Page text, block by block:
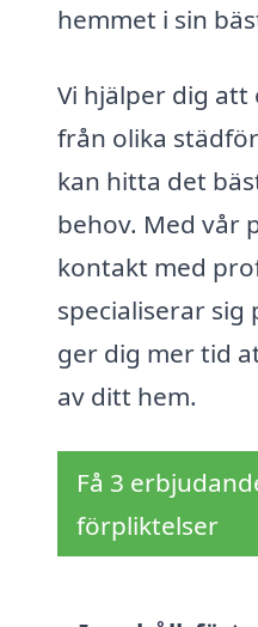
hemmet i sin
Vi hjälper dig
från olika
kan hitta det
behov. Med vår
kontakt med
specialiserar sig
ger dig mer tid
av ditt hem.
Få 3
förpliktelser